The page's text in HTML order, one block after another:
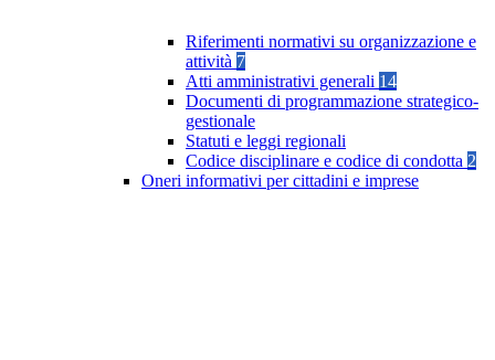
Riferimenti normativi su organizzazione e
attività 7
Atti amministrativi generali 14
Documenti di programmazione strategico-
gestionale
Statuti e leggi regionali
Codice disciplinare e codice di condotta 2
Oneri informativi per cittadini e imprese